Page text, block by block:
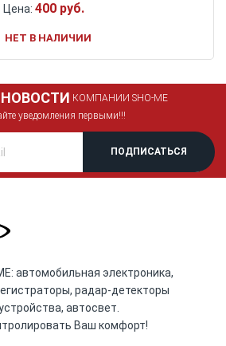
Цена: 400 руб.
НЕТ В НАЛИЧИИ
НОВОСТИ КОМПАНИИ SHO-ME
уведомления первыми!!!
автомобильная электроника,
радар-детекторы
автосвет.
Ваш комфорт!